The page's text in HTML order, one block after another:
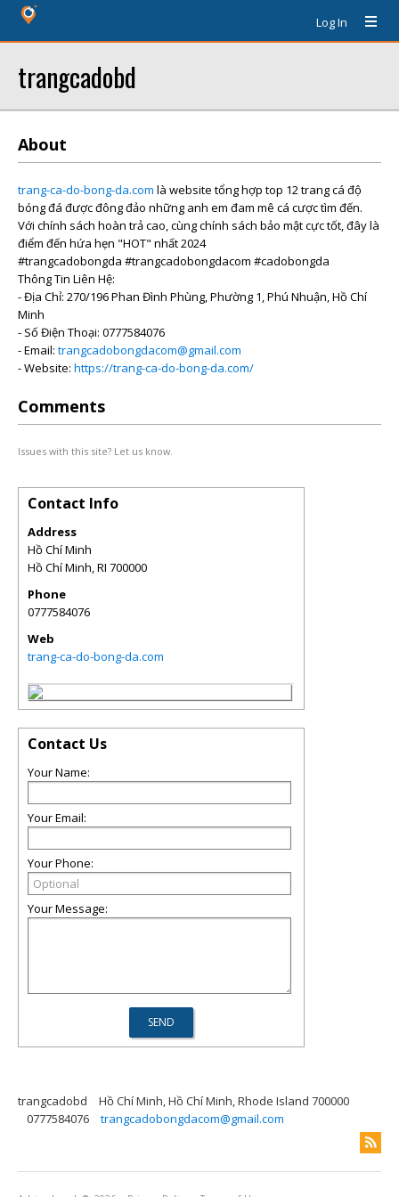
Log In
trangcadobd
About
trang-ca-do-bong-da.com là website tổng hợp top 12 trang cá độ
bóng đá được đông đảo những anh em đam mê cá cược tìm đến.
Với chính sách hoàn trả cao, cùng chính sách bảo mật cực tốt, đây là
điểm đến hứa hẹn "HOT" nhất 2024
#trangcadobongda #trangcadobongdacom #cadobongda
Thông Tin Liên Hệ:
- Địa Chỉ: 270/196 Phan Đình Phùng, Phường 1, Phú Nhuận, Hồ Chí
Minh
- Số Điện Thoại: 0777584076
- Email: trangcadobongdacom@gmail.com
- Website: https://trang-ca-do-bong-da.com/
Comments
Issues with this site? Let us know.
Contact Info
Address
Hồ Chí Minh
Hồ Chí Minh,RI 700000
Phone
0777584076
Web
trang-ca-do-bong-da.com
Contact Us
Your Name:
Your Email:
Your Phone:
Your Message:
trangcadobd
Hồ Chí Minh, Hồ Chí Minh, Rhode Island 700000
0777584076
trangcadobongdacom@gmail.com